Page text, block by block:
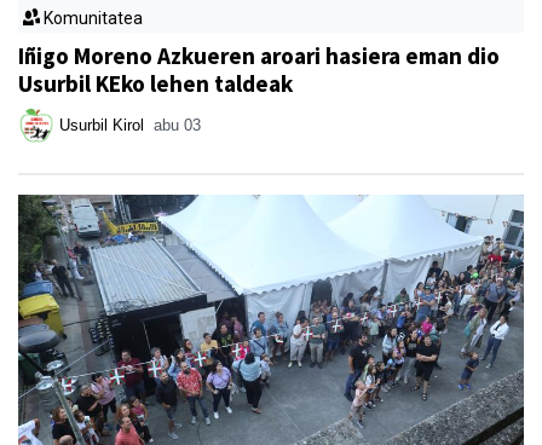
Komunitatea
Iñigo Moreno Azkueren aroari hasiera eman dio
Usurbil KEko lehen taldeak
Usurbil Kirol abu 03